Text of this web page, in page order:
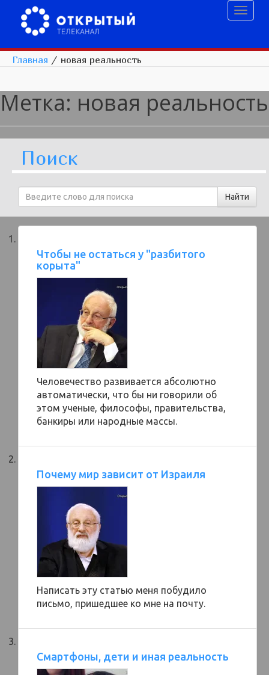
Главная / новая реальность
Метка: новая реальность
Поиск
Чтобы не остаться у "разбитого
корыта"
Человечество развивается абсолютно
автоматически, что бы ни говорили об
этом ученые, философы, правительства,
банкиры или народные массы.
Почему мир зависит от Израиля
Написать эту статью меня побудило
письмо, пришедшее ко мне на почту.
Смартфоны, дети и иная реальность